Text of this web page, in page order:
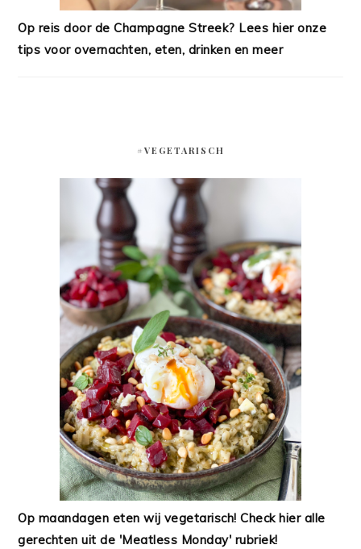
Op reis door de Champagne Streek? Lees hier onze
tips voor overnachten, eten, drinken en meer
#VEGETARISCH
Op maandagen eten wij vegetarisch! Check hier alle
gerechten uit de 'Meatless Monday' rubriek!